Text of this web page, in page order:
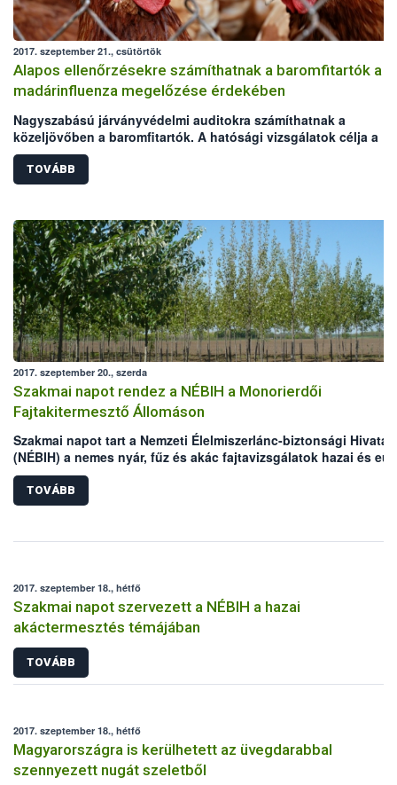
2017. szeptember 21., csütörtök
Alapos ellenőrzésekre számíthatnak a baromfitartók a
madárinfluenza megelőzése érdekében
Nagyszabású járványvédelmi auditokra számíthatnak a
közeljövőben a baromfitartók. A hatósági vizsgálatok célja a
madárinfluenza megelőzése, melynek felbukkanására az őszi-
vadmadárvonulások idején ismét nagyobb az esély. Az akció a
Baromfi Termék Tanács (BTT) kezdeményezésére indul,
(NÉBIH) és a területileg illetékes kormányhivatalok biztosítják a
szakmai hátteret. Az audit arra hívja fel az állattartók figyelmét,
hogy a járványvédelmi előírások betartásával sokat tehetnek a
baromfiágazati kockázatok csökkentéséért.
TOVÁBB
2017. szeptember 20., szerda
Szakmai napot rendez a NÉBIH a Monorierdői
Fajtakitermesztő Állomáson
Szakmai napot tart a Nemzeti Élelmiszerlánc-biztonsági Hivatal
(NÉBIH) a nemes nyár, fűz és akác fajtavizsgálatok hazai és
tapasztalatairól.
TOVÁBB
2017. szeptember 18., hétfő
Szakmai napot szervezett a NÉBIH a hazai
akáctermesztés témájában
TOVÁBB
2017. szeptember 18., hétfő
Magyarországra is kerülhetett az üvegdarabbal
szennyezett nugát szeletből